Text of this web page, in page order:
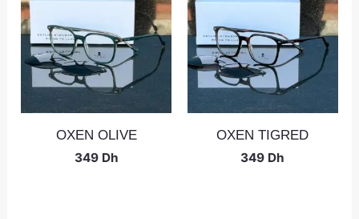
OXEN OLIVE
349 Dh
OXEN TIGRED
349 Dh